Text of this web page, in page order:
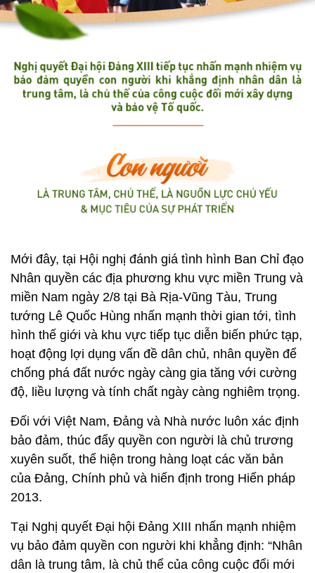
Mới đây, tại Hội nghị đánh giá tình hình Ban Chỉ đạo
Nhân quyền các địa phương khu vực miền Trung và
miền Nam ngày 2/8 tại Bà Rịa-Vũng Tàu, Trung
tướng Lê Quốc Hùng nhấn mạnh thời gian tới, tình
hình thế giới và khu vực tiếp tục diễn biến phức tạp,
hoạt động lợi dụng vấn đề dân chủ, nhân quyền để
chống phá đất nước ngày càng gia tăng với cường
độ, liều lượng và tính chất ngày càng nghiêm trọng.
Đối với Việt Nam, Đảng và Nhà nước luôn xác định
bảo đảm, thúc đẩy quyền con người là chủ trương
xuyên suốt, thể hiện trong hàng loạt các văn bản
của Đảng, Chính phủ và hiến định trong Hiến pháp
2013.
Tại Nghị quyết Đại hội Đảng XIII nhấn mạnh nhiệm
vụ bảo đảm quyền con người khi khẳng định: “Nhân
dân là trung tâm, là chủ thể của công cuộc đổi mới